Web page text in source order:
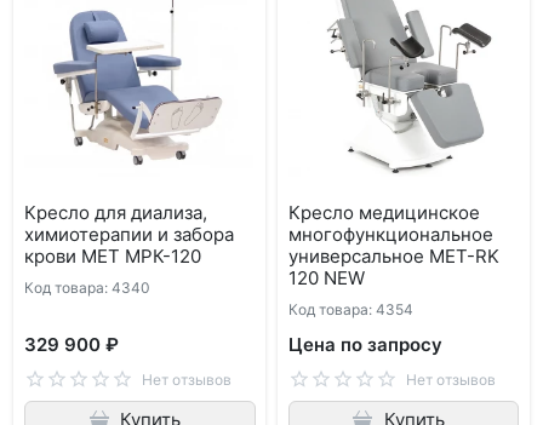
Кресло для диализа,
химиотерапии и забора
крови МЕТ МРК-120
Код товара: 4340
329 900 ₽
Нет отзывов
Купить
Кресло медицинское
многофункциональное
универсальное МЕТ-RK
120 NEW
Код товара: 4354
Цена по запросу
Нет отзывов
Купить